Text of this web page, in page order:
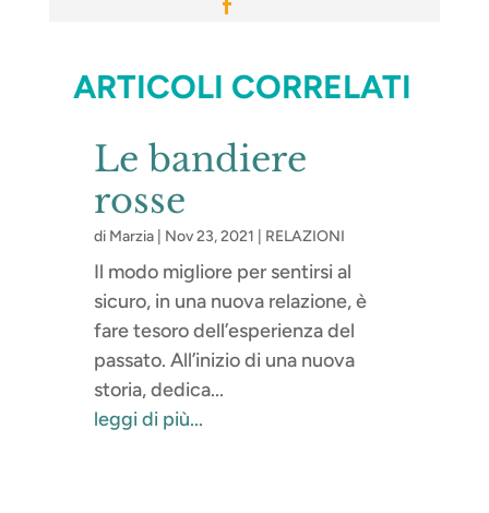
ARTICOLI CORRELATI
Le bandiere
rosse
di Marzia Nov 23, 2021 RELAZIONI
Il modo migliore per sentirsi al
sicuro, in una nuova relazione, è
fare tesoro dell’esperienza del
passato. All’inizio di una nuova
storia, dedica...
leggi di più...